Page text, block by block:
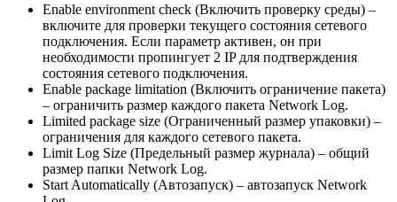
Enable environment check (Включить проверку среды) –
включите для проверки текущего состояния сетевого
подключения. Если параметр активен, он при
необходимости пропингует 2 IP для подтверждения
состояния сетевого подключения.
Enable package limitation (Включить ограничение пакета)
– ограничить размер каждого пакета Network Log.
Limited package size (Ограниченный размер упаковки) –
ограничения для каждого сетевого пакета.
Limit Log Size (Предельный размер журнала) – общий
размер папки Network Log.
Start Automatically (Автозапуск) – автозапуск Network